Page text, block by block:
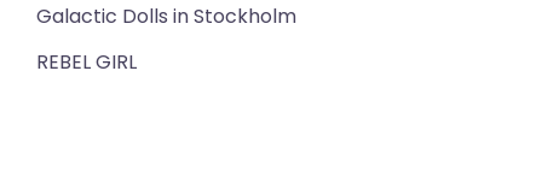
Galactic Dolls in Stockholm
REBEL GIRL